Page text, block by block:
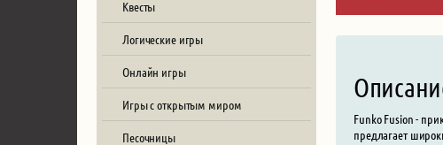
Квесты
Логические игры
Онлайн игры
Игры с открытым миром
Песочницы
Funko Fusion -
предлагает